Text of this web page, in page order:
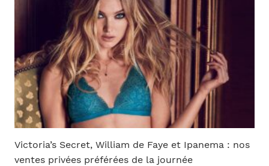
Victoria’s Secret, William de Faye et Ipanema : nos
ventes privées préférées de la journée